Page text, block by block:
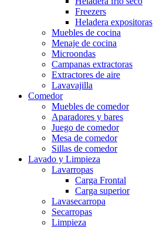
Freezers
Heladera expositoras
Muebles de cocina
Menaje de cocina
Microondas
Campanas extractoras
Extractores de aire
Lavavajilla
Comedor
Muebles de comedor
Aparadores y bares
Juego de comedor
Mesa de comedor
Sillas de comedor
Lavado y Limpieza
Lavarropas
Carga Frontal
Carga superior
Lavasecarropa
Secarropas
Limpieza